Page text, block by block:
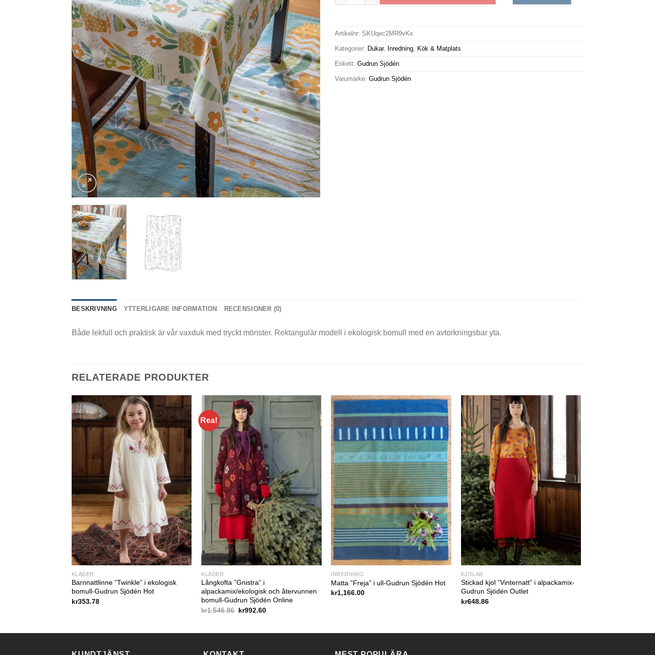
Artikelnr: SKUqec2MR9vKx
Kategorier: Dukar, Inredning, Kök & Matplats
Etikett: Gudrun Sjödén
Varumärke: Gudrun Sjödén
BESKRIVNING YTTERLIGARE INFORMATION RECENSIONER (0)
Både lekfull och praktisk är vår vaxduk med tryckt mönster. Rektangulär modell i ekologisk bomull med en avtorkningsbar yta.
RELATERADE PRODUKTER
KLÄDER
Barnnattlinne ”Twinkle” i ekologisk
bomull-Gudrun Sjödén Hot
kr353.78
Rea!
KLÄDER
Långkofta ”Gnistra” i
alpackamix/ekologisk och återvunnen
bomull-Gudrun Sjödén Online
kr1,546.86 Det
kr992.60Det
INREDNING
Matta ”Freja” i ull-Gudrun Sjödén Hot
kr1,166.00
KJOLAR
Stickad kjol ”Vinternatt” i alpackamix-
Gudrun Sjödén Outlet
kr648.86